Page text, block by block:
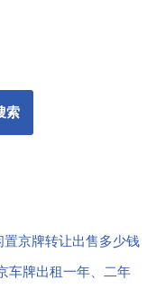
索
京牌转让出售多少钱
车牌出租一年、二年